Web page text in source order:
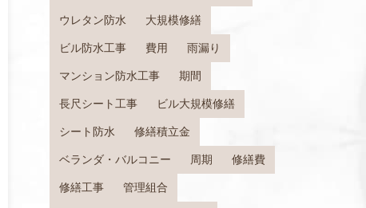
ウレタン防水 大規模修繕
ビル防水工事 費用 雨漏り
マンション防水工事 期間
長尺シート工事 ビル大規模修繕
シート防水 修繕積立金
ベランダ・バルコニー 周期 修繕費
修繕工事 管理組合